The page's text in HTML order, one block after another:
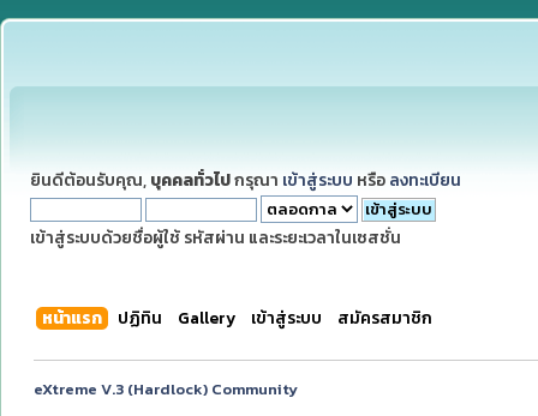
ยินดีต้อนรับคุณ, บุคคลทั่วไปกรุณา เข้าสู่ระบบ หรือ ลงทะเบียน
เข้าสู่ระบบด้วยชื่อผู้ใช้ รหัสผ่าน และระยะเวลาในเซสชั่น
หน้าแรก ปฏิทิน Gallery เข้าสู่ระบบ สมัครสมาชิก
eXtreme V.3 (Hardlock) Community